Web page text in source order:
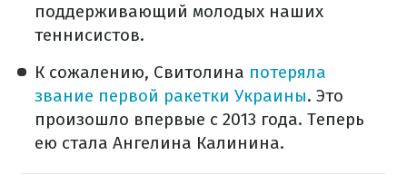
поддерживающий молодых наших
теннисистов.
К сожалению, Свитолина потеряла
звание первой ракетки Украины. Это
произошло впервые с 2013 года. Теперь
ею стала Ангелина Калинина.